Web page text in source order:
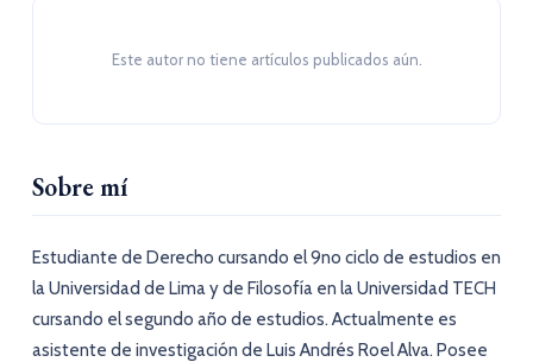
Este autor no tiene artículos publicados aún.
Sobre mí
Estudiante de Derecho cursando el 9no ciclo de estudios en
la Universidad de Lima y de Filosofía en la Universidad TECH
cursando el segundo año de estudios. Actualmente es
asistente de investigación de Luis Andrés Roel Alva. Posee